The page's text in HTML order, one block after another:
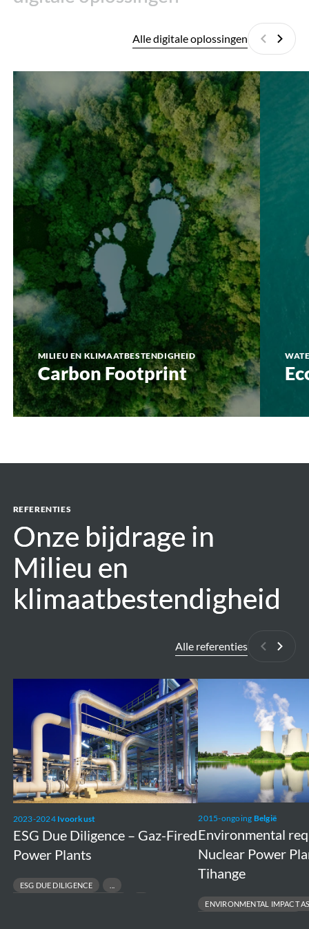
Alle digitale oplossingen
Vorige
MILIEU EN KLIMAATBESTENDIGHEID
Carbon Footprint
Carbon
Footprint
EcoPAM
REFERENTIES
Onze bijdrage in
Milieu en
klimaatbestendigheid
Onze bijdrage in
Milieu en
klimaatbestendigheid
Alle referenties
Vorige
2023-2024 Ivoorkust
ESG Due Diligence – Gaz-Fired
Power Plants
ESG DUE DILIGENCE
Diligence
–
Gaz-
Fired
Power
Plants
2015-ongoing België
Environmental
Nuclear Power
Tihange
ENVIRONMENTAL IMPACT
Environmental
requirements
Nuclear
Power
Plants
Doel
and
Tihange